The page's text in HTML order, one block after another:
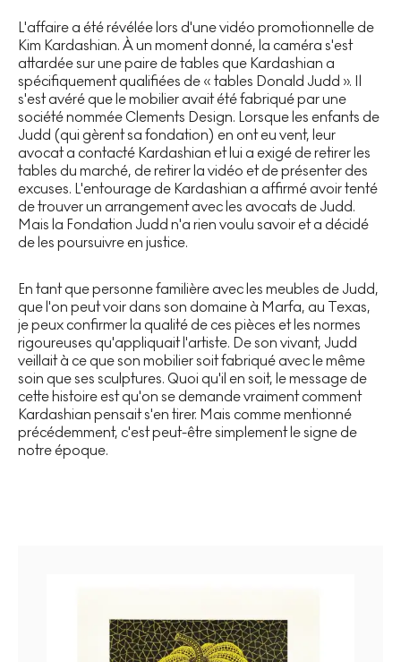
L'affaire a été révélée lors d'une vidéo promotionnelle de
Kim Kardashian. À un moment donné, la caméra s'est
attardée sur une paire de tables que Kardashian a
spécifiquement qualifiées de « tables Donald Judd ». Il
s'est avéré que le mobilier avait été fabriqué par une
société nommée Clements Design. Lorsque les enfants de
Judd (qui gèrent sa fondation) en ont eu vent, leur
avocat a contacté Kardashian et lui a exigé de retirer les
tables du marché, de retirer la vidéo et de présenter des
excuses. L'entourage de Kardashian a affirmé avoir tenté
de trouver un arrangement avec les avocats de Judd.
Mais la Fondation Judd n'a rien voulu savoir et a décidé
de les poursuivre en justice.
En tant que personne familière avec les meubles de Judd,
que l'on peut voir dans son domaine à Marfa, au Texas,
je peux confirmer la qualité de ces pièces et les normes
rigoureuses qu'appliquait l'artiste. De son vivant, Judd
veillait à ce que son mobilier soit fabriqué avec le même
soin que ses sculptures. Quoi qu'il en soit, le message de
cette histoire est qu'on se demande vraiment comment
Kardashian pensait s'en tirer. Mais comme mentionné
précédemment, c'est peut-être simplement le signe de
notre époque.